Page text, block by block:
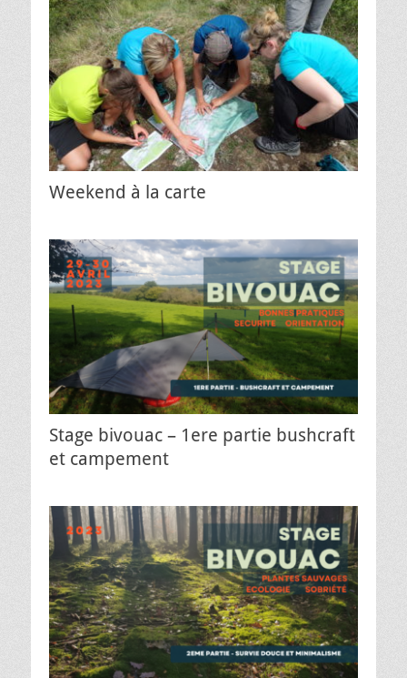
Weekend à la carte
Stage bivouac – 1ere partie bushcraft
et campement